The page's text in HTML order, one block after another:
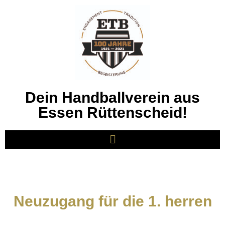
Dein Handballverein aus
Essen Rüttenscheid!
Neuzugang für die 1. herren